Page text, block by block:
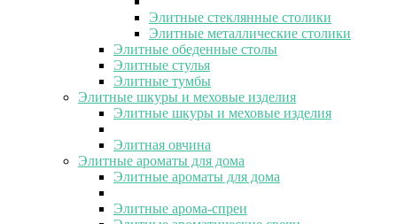
Элитные стеклянные столики
Элитные металлические столики
Элитные обеденные столы
Элитные стулья
Элитные тумбы
Элитные шкуры и меховые изделия
Элитные шкуры и меховые изделия
Элитная овчина
Элитные ароматы для дома
Элитные ароматы для дома
Элитные арома-спреи